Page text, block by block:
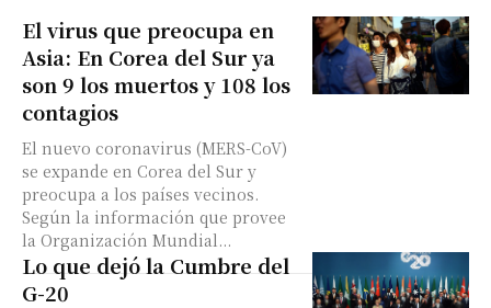
El virus que preocupa en
Asia: En Corea del Sur ya
son 9 los muertos y 108 los
contagios
El nuevo coronavirus (MERS-CoV)
se expande en Corea del Sur y
preocupa a los países vecinos.
Según la información que provee
la Organización Mundial...
Lo que dejó la Cumbre del
G-20